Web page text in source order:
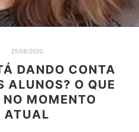
25/08/2020
DANDO CONTA
ALUNOS? O QUE
NO MOMENTO
ATUAL